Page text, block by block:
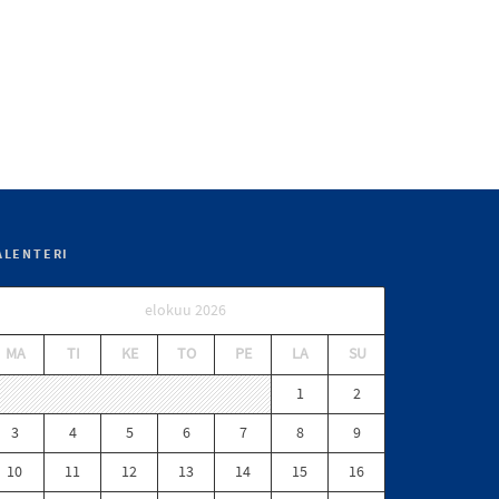
elokuu 2026
MA TI KE TO PE LA
SU
1
2
3
4 5 6 7 8
9
10
11 12 13 14 15 16